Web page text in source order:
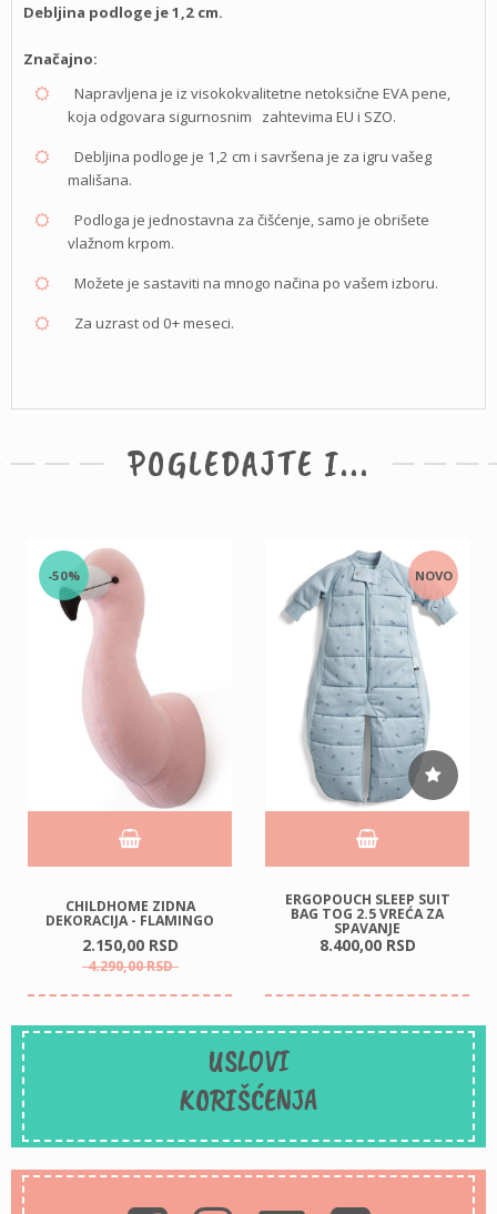
Debljina podloge je 1,2 cm.
Značajno:
Napravljena je iz visokokvalitetne netoksične EVA pene,
koja odgovara sigurnosnim zahtevima EU i SZO.
Debljina podloge je 1,2 cm i savršena je za igru vašeg
mališana.
Podloga je jednostavna za čišćenje, samo je obrišete
vlažnom krpom.
Možete je sastaviti na mnogo načina po vašem izboru.
Za uzrast od 0+ meseci.
POGLEDAJTE I...
-50%
CHILDHOME ZIDNA
DEKORACIJA - FLAMINGO
2.150,00 RSD
4.290,00RSD
NOVO
ERGOPOUCH SLEEP SUIT
BAG TOG 2.5 VREĆA ZA
SPAVANJE
8.400,00 RSD
USLOVI
KORIŠĆENJA